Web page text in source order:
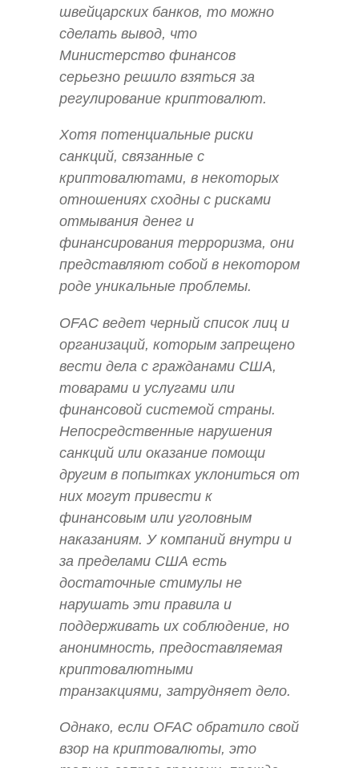
швейцарских банков, то можно
сделать вывод, что
Министерство финансов
серьезно решило взяться за
регулирование криптовалют.
Хотя потенциальные риски
санкций, связанные с
криптовалютами, в некоторых
отношениях сходны с рисками
отмывания денег и
финансирования терроризма, они
представляют собой в некотором
роде уникальные проблемы.
OFAC ведет черный список лиц и
организаций, которым запрещено
вести дела с гражданами США,
товарами и услугами или
финансовой системой страны.
Непосредственные нарушения
санкций или оказание помощи
другим в попытках уклониться от
них могут привести к
финансовым или уголовным
наказаниям. У компаний внутри и
за пределами США есть
достаточные стимулы не
нарушать эти правила и
поддерживать их соблюдение, но
анонимность, предоставляемая
криптовалютными
транзакциями, затрудняет дело.
Однако, если OFAC обратило свой
взор на криптовалюты, это